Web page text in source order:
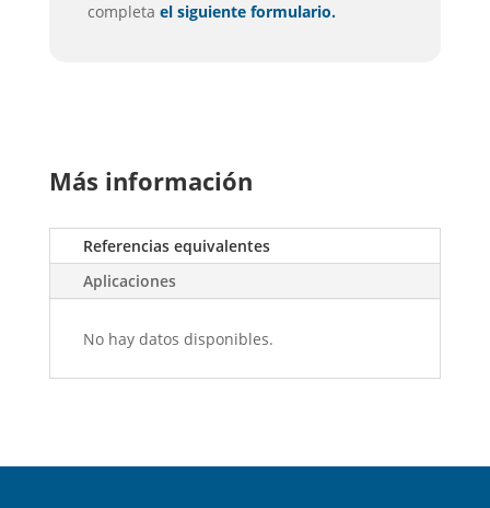
completa el siguiente formulario.
Más información
Referencias equivalentes
Aplicaciones
No hay datos disponibles.